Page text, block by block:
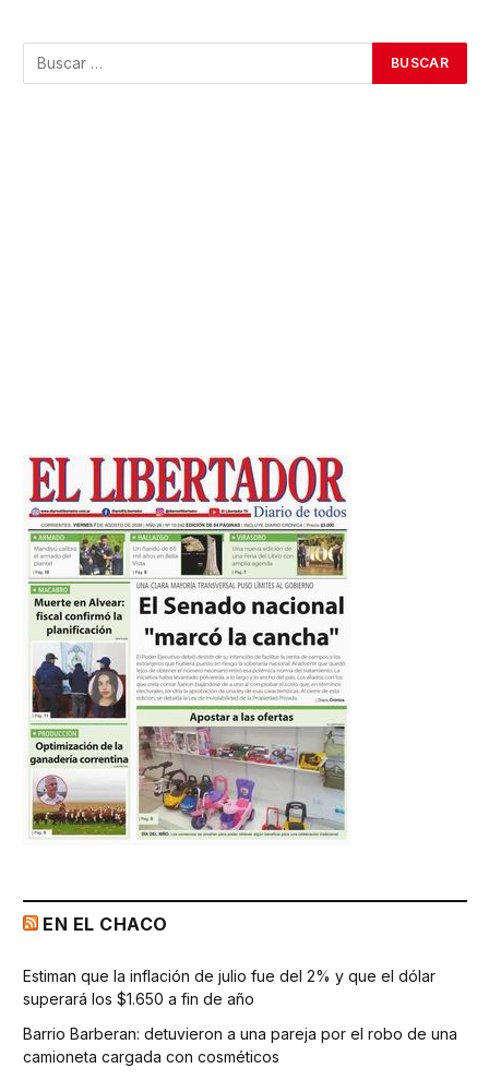
EN EL CHACO
Estiman que la inflación de julio fue del 2% y que el dólar
superará los $1.650 a fin de año
Barrio Barberan: detuvieron a una pareja por el robo de una
camioneta cargada con cosméticos